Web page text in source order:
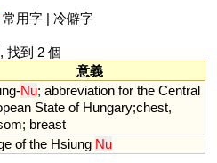
常用字| 冷僻字
找到 2 個
意義
-Nu; abbreviation for the Central
State of Hungary;chest,
; breast
of the Hsiung Nu